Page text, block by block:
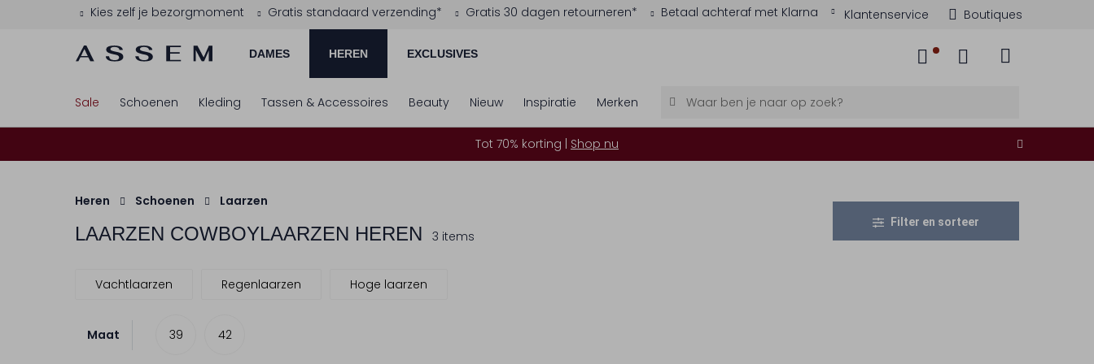
Kies zelf je bezorgmoment Gratis standaard verzending* Gratis 30 dagen retourneren* Betaal achteraf met Klarna Klantenservice Boutiques
DAMES HEREN EXCLUSIVES
Sale Schoenen Kleding Tassen & Accessoires Beauty Nieuw Inspiratie Merken
Tot 70% korting | Shop nu
Heren Schoenen Laarzen
LAARZEN COWBOYLAARZEN HEREN 3 items
Filter en sorteer
Vachtlaarzen Regenlaarzen Hoge laarzen
Maat 39 42